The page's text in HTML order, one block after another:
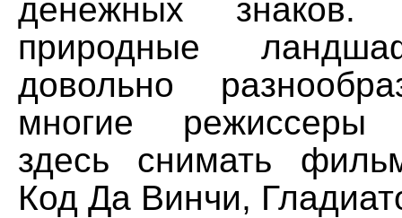
денежных знаков.
природные
довольно
многие режиссеры
здесь снимать
Код Да Винчи,